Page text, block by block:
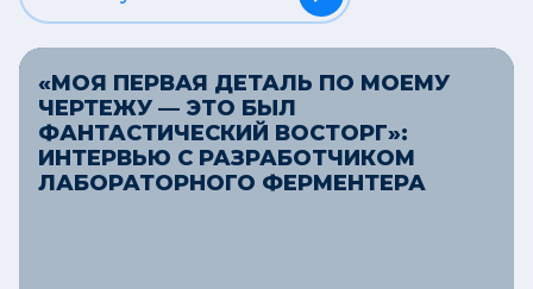
«МОЯ ПЕРВАЯ ДЕТАЛЬ ПО МОЕМУ
ЧЕРТЕЖУ — ЭТО БЫЛ
ФАНТАСТИЧЕСКИЙ ВОСТОРГ»:
ИНТЕРВЬЮ С РАЗРАБОТЧИКОМ
ЛАБОРАТОРНОГО ФЕРМЕНТЕРА